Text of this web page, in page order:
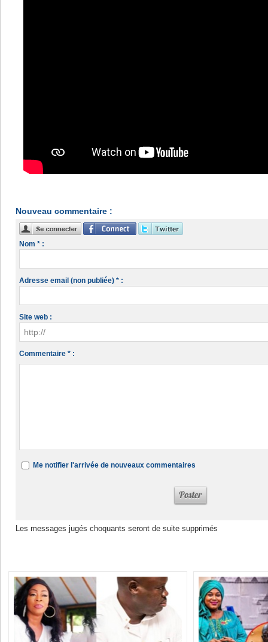
Nouveau commentaire :
Nom * :
Adresse email (non publiée) * :
Site web :
Commentaire * :
Me notifier l'arrivée de nouveaux commentaires
Les messages jugés choquants seront de suite supprimés